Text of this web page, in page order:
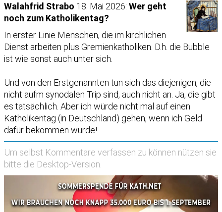
Walahfrid Strabo 18. Mai 2026: Wer geht
noch zum Katholikentag?
In erster Linie Menschen, die im kirchlichen
Dienst arbeiten plus Gremienkatholiken. D.h. die Bubble
ist wie sonst auch unter sich.
Und von den Erstgenannten tun sich das diejenigen, die
nicht aufm synodalen Trip sind, auch nicht an. Ja, die gibt
es tatsächlich. Aber ich würde nicht mal auf einen
Katholikentag (in Deutschland) gehen, wenn ich Geld
dafür bekommen würde!
Um selbst Kommentare verfassen zu können nützen sie
bitte die Desktop-Version